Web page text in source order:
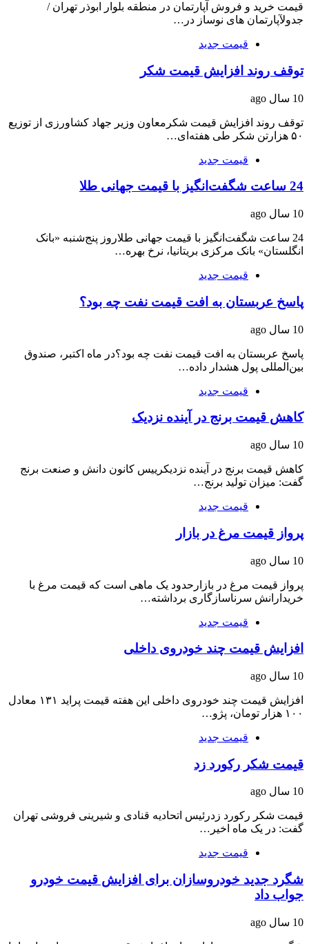
قیمت خريد و فروش آپارتمان در منطقه بلوار ابوذر تهران /
جدولآپارتمان های نوساز در…
قیمت جدید
توقف روند افزایش قیمت شکر
10 سال ago
توقف روند افزایش قیمت شکرمعاون وزیر جهاد کشاورزی از توزیع
۵۰ هزارتن شکر طی هفته‌ای…
قیمت جدید
24 ساعت شگفت‌انگیز با قیمت جهانی طلا
10 سال ago
24 ساعت شگفت‌انگیز با قیمت جهانی طلاروز پنج‌شنبه «بانک
انگلستان» بانک مرکزی بریتانیا، نرخ بهره…
قیمت جدید
پاسخ عربستان به افت قیمت نفت چه بود؟
10 سال ago
پاسخ عربستان به افت قیمت نفت چه بود؟در ماه اکتبر، صندوق
بین‌المللی پول هشدار داده…
قیمت جدید
کاهش قیمت برنج در آینده نزدیک
10 سال ago
کاهش قیمت برنج در آینده نزدیکرییس کانون دانش و صنعت برنج
گفت: میزان تولید برنج…
قیمت جدید
پرواز قیمت مرغ در بازار
10 سال ago
پرواز قیمت مرغ در بازارحدود یک ماهی است که قیمت مرغ با
خریدارانش سرناسازگاری برداشته…
قیمت جدید
افزایش قیمت چند خودروی داخلی
10 سال ago
افزایش قیمت چند خودروی داخلی این هفته قیمت پراید ۱۳۱ معادل
۱۰۰ هزار تومان، پژو…
قیمت جدید
قیمت شکر رکورد زد
10 سال ago
قیمت شکر رکورد زدرئیس اتحادیه قنادی و شیرینی فروشی تهران
گفت: در یک ماه اخیر…
قیمت جدید
شگرد جدید خودروسازان برای افزایش قیمت خودرو
جواب داد
10 سال ago